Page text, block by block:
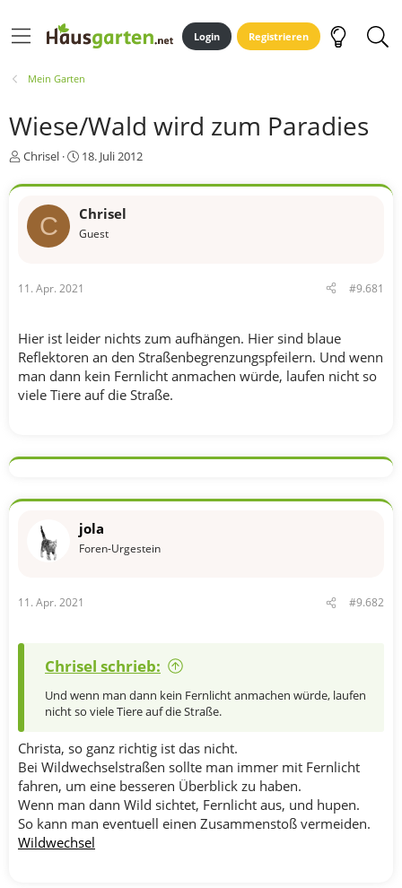
Login Registrieren
Mein Garten
Wiese/Wald wird zum Paradies
E
s
e
r
Chrisel
E
s
e
l
a
18. Juli 2012
C Chrisel
Guest
11. Apr. 2021 #9.681
Hier ist leider nichts zum aufhängen. Hier sind blaue
Reflektoren an den Straßenbegrenzungspfeilern. Und wenn
man dann kein Fernlicht anmachen würde, laufen nicht so
viele Tiere auf die Straße.
jola
Foren-Urgestein
11. Apr. 2021 #9.682
Chrisel schrieb:
Und wenn man dann kein Fernlicht anmachen würde, laufen
nicht so viele Tiere auf die Straße.
Christa, so ganz richtig ist das nicht.
Bei Wildwechselstraßen sollte man immer mit Fernlicht
fahren, um eine besseren Überblick zu haben.
Wenn man dann Wild sichtet, Fernlicht aus, und hupen.
So kann man eventuell einen Zusammenstoß vermeiden.
Wildwechsel